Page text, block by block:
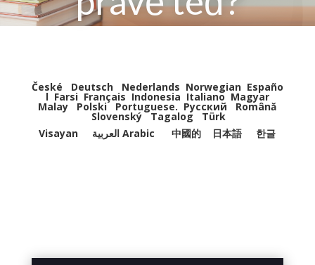
České Deutsch Nederlands Norwegian Españo
l Farsi Français Indonesia Italiano Magyar
Malay Polski Portuguese. Pусский Română
Slovenský Tagalog
Türk
Visayan
العربية Arabic 中國的 日本語 한글